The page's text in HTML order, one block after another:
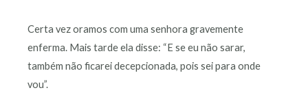
Certa vez oramos com uma senhora gravemente
enferma. Mais tarde ela disse: “E se eu não sarar,
também não ficarei decepcionada, pois sei para onde
vou”.